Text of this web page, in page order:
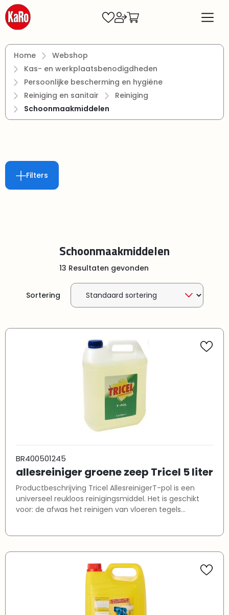
Ga naar de hoofdinhoud
Home
Webshop
Kas- en werkplaatsbenodigdheden
Persoonlijke bescherming en hygiëne
Reiniging en sanitair
Reiniging
Schoonmaakmiddelen
Filters
Schoonmaakmiddelen
13 Resultaten gevonden
Sortering
BR400501245
allesreiniger groene zeep Tricel 5 liter
Productbeschrijving Tricel AllesreinigerT-pol is een
universeel reukloos reinigingsmiddel. Het is geschikt
voor: de afwas het reinigen van vloeren tegels